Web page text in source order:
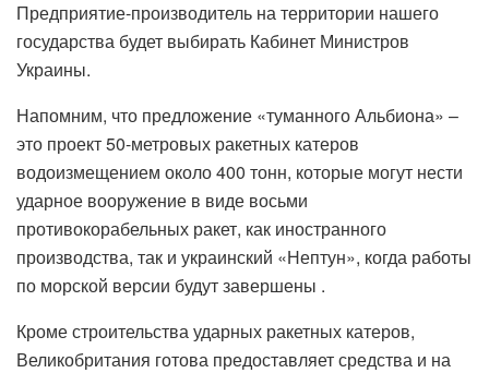
Предприятие-производитель на территории нашего
государства будет выбирать Кабинет Министров
Украины.
Напомним, что предложение «туманного Альбиона» –
это проект 50-метровых ракетных катеров
водоизмещением около 400 тонн, которые могут нести
ударное вооружение в виде восьми
противокорабельных ракет, как иностранного
производства, так и украинский «Нептун», когда работы
по морской версии будут завершены .
Кроме строительства ударных ракетных катеров,
Великобритания готова предоставляет средства и на